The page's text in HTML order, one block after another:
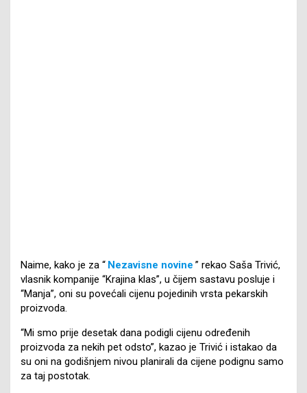
Naime, kako je za “ Nezavisne novine ” rekao Saša Trivić,
vlasnik kompanije “Krajina klas”, u čijem sastavu posluje i
“Manja”, oni su povećali cijenu pojedinih vrsta pekarskih
proizvoda.
“Mi smo prije desetak dana podigli cijenu određenih
proizvoda za nekih pet odsto”, kazao je Trivić i istakao da
su oni na godišnjem nivou planirali da cijene podignu samo
za taj postotak.